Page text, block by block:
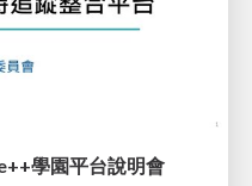
學園平台說明會